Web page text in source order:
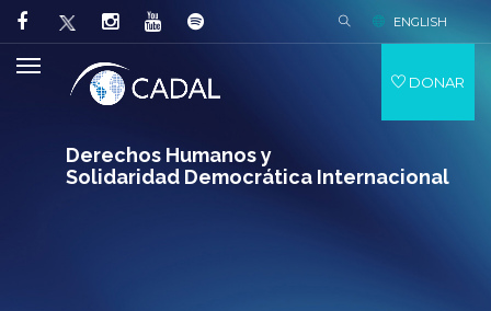
Derechos Humanos y
Solidaridad Democrática Internacional
ENGLISH
DONAR